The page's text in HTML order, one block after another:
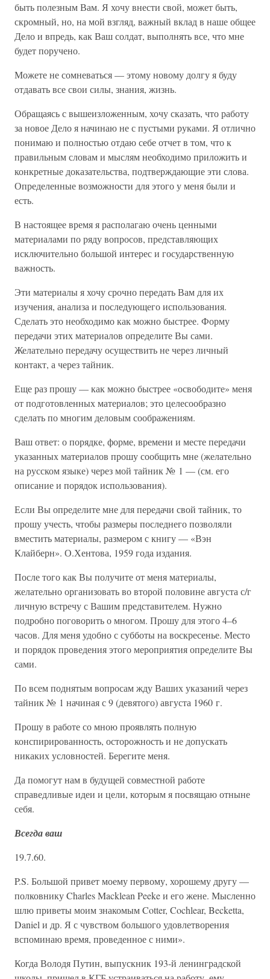
быть полезным Вам. Я хочу внести свой, может быть,
скромный, но, на мой взгляд, важный вклад в наше общее
Дело и впредь, как Ваш солдат, выполнять все, что мне
будет поручено.
Можете не сомневаться — этому новому долгу я буду
отдавать все свои силы, знания, жизнь.
Обращаясь с вышеизложенным, хочу сказать, что работу
за новое Дело я начинаю не с пустыми руками. Я отлично
понимаю и полностью отдаю себе отчет в том, что к
правильным словам и мыслям необходимо приложить и
конкретные доказательства, подтверждающие эти слова.
Определенные возможности для этого у меня были и
есть.
В настоящее время я располагаю очень ценными
материалами по ряду вопросов, представляющих
исключительно большой интерес и государственную
важность.
Эти материалы я хочу срочно передать Вам для их
изучения, анализа и последующего использования.
Сделать это необходимо как можно быстрее. Форму
передачи этих материалов определите Вы сами.
Желательно передачу осуществить не через личный
контакт, а через тайник.
Еще раз прошу — как можно быстрее «освободите» меня
от подготовленных материалов; это целесообразно
сделать по многим деловым соображениям.
Ваш ответ: о порядке, форме, времени и месте передачи
указанных материалов прошу сообщить мне (желательно
на русском языке) через мой тайник № 1 — (см. его
описание и порядок использования).
Если Вы определите мне для передачи свой тайник, то
прошу учесть, чтобы размеры последнего позволяли
вместить материалы, размером с книгу — «Вэн
Клайберн». О.Хентова, 1959 года издания.
После того как Вы получите от меня материалы,
желательно организовать во второй половине августа с/г
личную встречу с Вашим представителем. Нужно
подробно поговорить о многом. Прошу для этого 4–6
часов. Для меня удобно с субботы на воскресенье. Место
и порядок проведения этого мероприятия определите Вы
сами.
По всем поднятым вопросам жду Ваших указаний через
тайник № 1 начиная с 9 (девятого) августа 1960 г.
Прошу в работе со мною проявлять полную
конспирированность, осторожность и не допускать
никаких условностей. Берегите меня.
Да помогут нам в будущей совместной работе
справедливые идеи и цели, которым я посвящаю отныне
себя.
Всегда ваш
19.7.60.
P.S. Большой привет моему первому, хорошему другу —
полковнику Charles Macklean Peeke и его жене. Мысленно
шлю приветы моим знакомым Cotter, Cochlear, Becketta,
Daniel и др. Я с чувством большого удовлетворения
вспоминаю время, проведенное с ними».
Когда Володя Путин, выпускник 193-й ленинградской